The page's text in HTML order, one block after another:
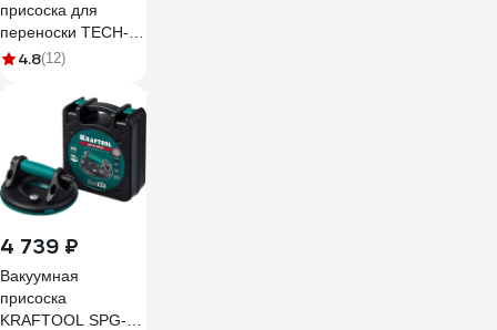
присоска для
переноски TECH-
NICK 2-чашечная,
131.410.7484
4.8(12)
4 739 ₽
Вакуумная
присоска
KRAFTOOL SPG-